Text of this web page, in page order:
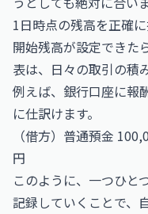
1日時点の残高を正確
開始残高が設定できた
表は、日々の取引の積
例えば、銀行口座に報
に仕訳けます。
（借方）普通預金
円
このように、一つひと
記録していくことで、